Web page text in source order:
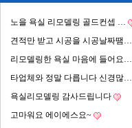
노을 욕실 리모델링 골드컨셉 …
견적만 받고 시공을 시공날짜땜…
리모델링한 욕실 마음에 들어요…
타업체와 정말 다릅니다 신경많…
욕실리모델링 감사드립니다
고마워요 에이에스요~